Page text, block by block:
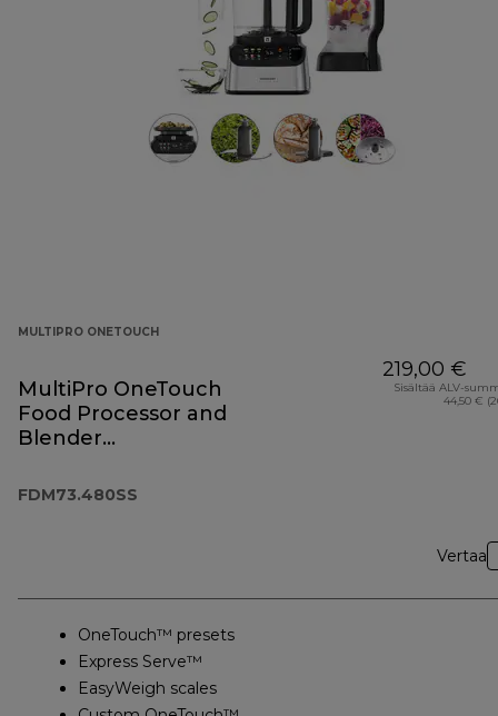
MULTIPRO ONETOUCH
MultiPro OneTouch
Food Processor and
Blender
FDM73.480SS
219,00 €
Sisältää ALV-
44,50 €
Vertaa
OneTouch™ presets
Express Serve™
EasyWeigh scales